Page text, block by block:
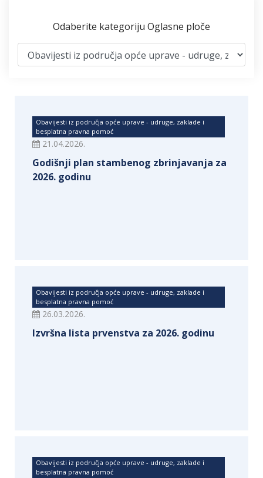
Odaberite kategoriju Oglasne ploče
Obavijesti iz područja opće uprave - udruge, zaklade i
besplatna pravna pomoć
21.04.2026.
Godišnji plan stambenog zbrinjavanja za
2026. godinu
Obavijesti iz područja opće uprave - udruge, zaklade i
besplatna pravna pomoć
26.03.2026.
Izvršna lista prvenstva za 2026. godinu
Obavijesti iz područja opće uprave - udruge, zaklade i
besplatna pravna pomoć